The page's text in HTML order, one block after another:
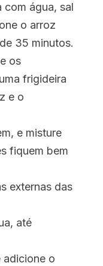
com água, sal
o arroz
35 minutos.
os
frigideira
e o
e misture
fiquem bem
externas das
até
adicione o